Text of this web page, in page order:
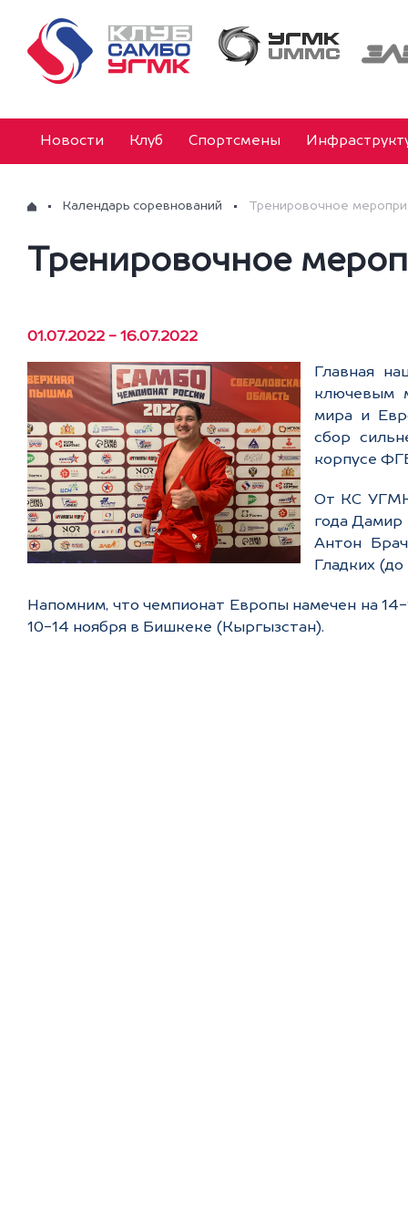
Новости Клуб Спортсмены
Календарь соревнований Тренировочное
Тренировочное
01.07.2022 - 16.07.2022
Главная
ключевым
мира и
сбор
корпусе
От КС УГМК
года Дамир
Антон
Гладких
Напомним, что чемпионат Европы намечен на
10-14 ноября в Бишкеке (Кыргызстан).